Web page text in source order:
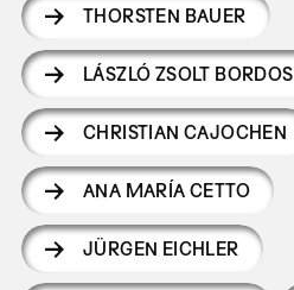
THORSTEN BAUER
LÁSZLÓ ZSOLT BORDOS
CHRISTIAN CAJOCHEN
ANA MARÍA CETTO
JÜRGEN EICHLER